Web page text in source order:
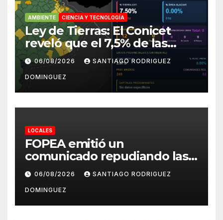
AMBIENTE CIENCIA Y TECNOLOGÍA
Ley de Tierras: El Conicet
reveló que el 7,5% de las
tierras rurales de Mar del
Plata pertenecen a
extranjeros
06/08/2026 SANTIAGO RODRIGUEZ
DOMINGUEZ
LOCALES
FOPEA emitió un
comunicado repudiando las
cuentas pseudo periodísticas
de Instagram en Mar del
Plata
06/08/2026 SANTIAGO RODRIGUEZ
DOMINGUEZ